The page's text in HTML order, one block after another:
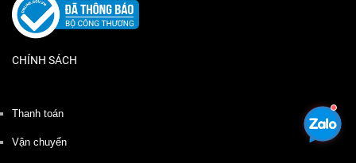
CHÍNH SÁCH
Thanh toán
Vận chuyển